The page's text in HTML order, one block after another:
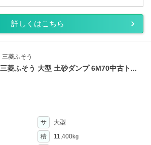
詳しくはこちら
三菱ふそう
三菱ふそう 大型 土砂ダンプ 6M70中古ト...
サ
大型
積 11,400kg